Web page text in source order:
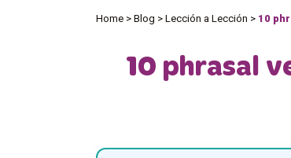
Home > Blog > Lección a Lección > 10
10 phrasal